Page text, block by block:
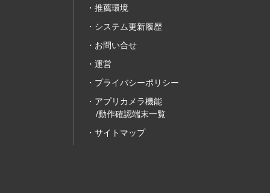
推薦環境
システム更新履歴
お問い合せ
運営
プライバシーポリシー
アプリカメラ機能
/動作確認端末一覧
サイトマップ